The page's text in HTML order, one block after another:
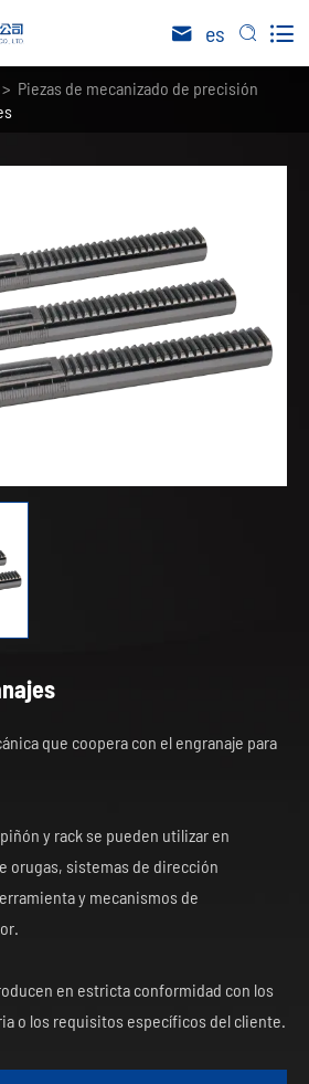
 es  
Piezas de mecanizado de precisión
que coopera con el engranaje para
y rack se pueden utilizar en
orugas, sistemas de dirección
y mecanismos de
en estricta conformidad con los
o los requisitos específicos del cliente.